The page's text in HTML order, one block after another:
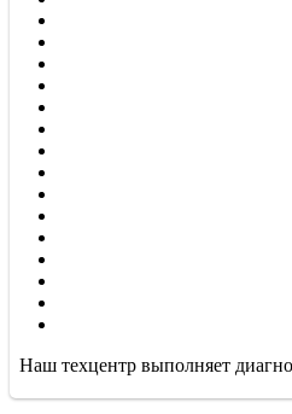
Наш техцентр выполняет